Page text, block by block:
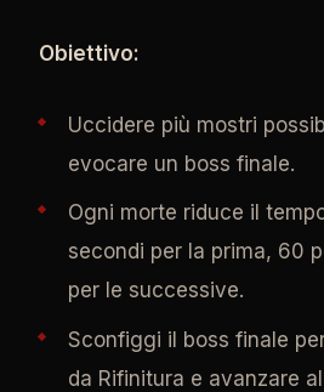
Obiettivo:
Uccidere più mostri
evocare un boss finale.
Ogni morte riduce il
secondi per la prima, 60
per le successive.
Sconfiggi il boss finale
da Rifinitura e avanzare